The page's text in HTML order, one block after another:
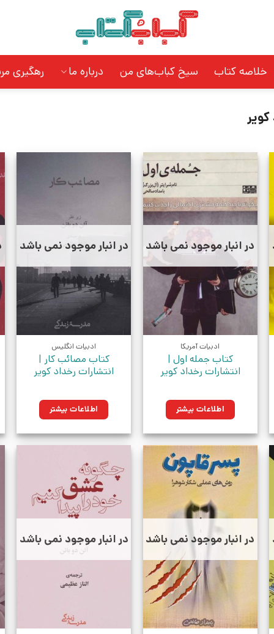
خلاصه کتاب سیخ کباب‌های من درباره ما رهگیری
در انبار موجود نمی باشد
ادبیات آمریکا
کتاب جمله اول |
انتشارات رخداد کویر
اطلاعات بیشتر
در انبار موجود نمی باشد
ادبیات انگلیس
کتاب مصائب کار |
انتشارات رخداد کویر
اطلاعات بیشتر
در انبار موجود نمی باشد در انبار موجود نمی باشد